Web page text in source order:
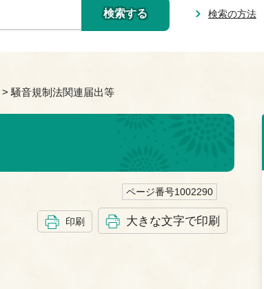
検索の方法
> 騒音規制法関連届出等
ページ番号1002290
印刷 大きな文字で印刷